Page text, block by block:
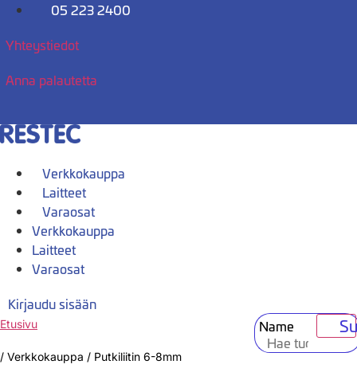
Mene
05 223 2400
Yhteystiedot
Anna palautetta
Verkkokauppa
Laitteet
Varaosat
Verkkokauppa
Laitteet
Varaosat
Kirjaudu sisään
Name
Etusivu
/ Verkkokauppa / Putkiliitin 6-8mm